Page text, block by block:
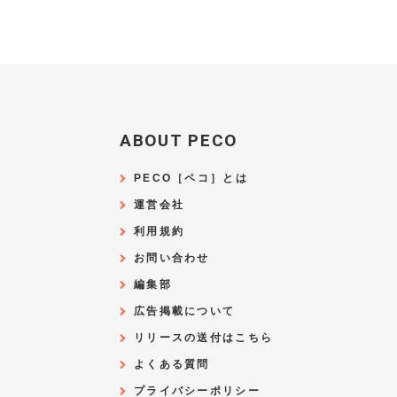
ABOUT PECO
PECO［ペコ］とは
運営会社
利用規約
お問い合わせ
編集部
広告掲載について
リリースの送付はこちら
よくある質問
プライバシーポリシー